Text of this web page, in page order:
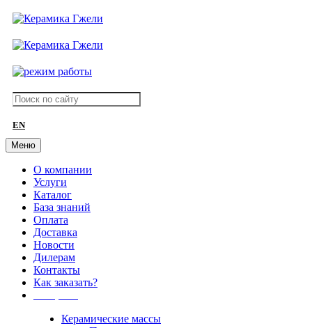
EN
Меню
О компании
Услуги
Каталог
База знаний
Оплата
Доставка
Новости
Дилерам
Контакты
Как заказать?
Керамические массы